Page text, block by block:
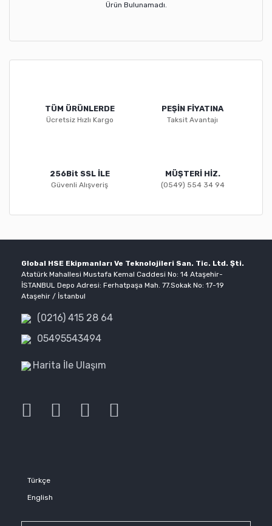
Ürün Bulunamadı.
TÜM ÜRÜNLERDE
Ücretsiz Hızlı Kargo
PEŞİN FİYATINA
Taksit Avantajı
256Bit SSL İLE
Güvenli Alışveriş
MÜŞTERİ HİZ.
(0549) 554 34 94
Global HSE Ekipmanları Ve Teknolojileri San. Tic. Ltd. Şti.
Atatürk Mahallesi Mustafa Kemal Caddesi No: 14 Ataşehir-
İSTANBUL Depo Adresi: Ferhatpaşa Mah. 77.Sokak No: 17-19
Ataşehir / İstanbul
(0216) 415 28 64
05495543494
Harita İle Ulaşım
Türkçe
English